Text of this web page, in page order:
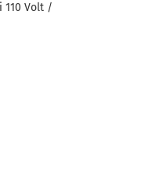
110 Volt /